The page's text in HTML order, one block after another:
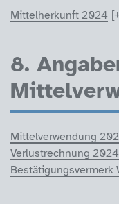
Mittelherkunft 2024
8.
Mittelverwendung
Verlustrechnung 2024
Bestätigungsvermerk